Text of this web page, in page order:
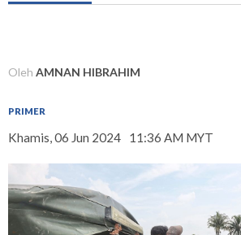
Oleh AMNAN HIBRAHIM
PRIMER
Khamis, 06 Jun 2024 11:36 AM MYT